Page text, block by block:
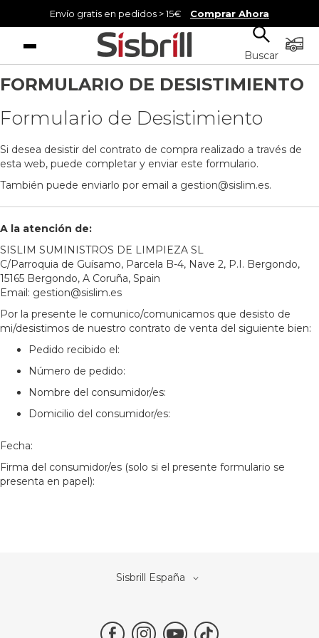
Envío gratis en pedidos > 15€ Comprar Ahora
Menú
Buscar
FORMULARIO DE DESISTIMIENTO
Formulario de Desistimiento
Si desea desistir del contrato de compra realizado a través de
esta web, puede completar y enviar este formulario.
También puede enviarlo por email a gestion@sislim.es.
A la atención de:
SISLIM SUMINISTROS DE LIMPIEZA SL
C/Parroquia de Guísamo, Parcela B-4, Nave 2, P.I. Bergondo,
15165 Bergondo, A Coruña, Spain
Email: gestion@sislim.es
Por la presente le comunico/comunicamos que desisto de
mi/desistimos de nuestro contrato de venta del siguiente bien:
Pedido recibido el:
Número de pedido:
Nombre del consumidor/es:
Domicilio del consumidor/es:
Fecha:
Firma del consumidor/es (solo si el presente formulario se
presenta en papel):
Select
Sisbrill España